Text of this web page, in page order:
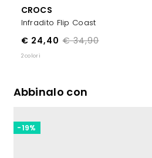
CROCS
Infradito Flip Coast
€ 34,90
€ 24,40
2 colori
Abbinalo con
-19%